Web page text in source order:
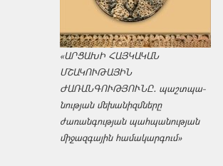
«ԱՐՑԱԽԻ ՀԱՅԿԱԿԱՆ
ՄՇԱԿՈՒԹԱՅԻՆ
ԺԱՌԱՆԳՈՒԹՅՈՒՆԸ․ պաշտպա­
նության մեխանիզմները
ժառանգության պահպանության
միջազ­գային համակարգում»